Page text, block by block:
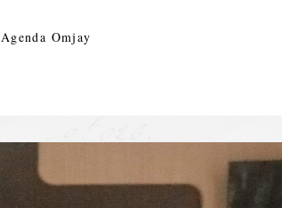
Agenda Omjay